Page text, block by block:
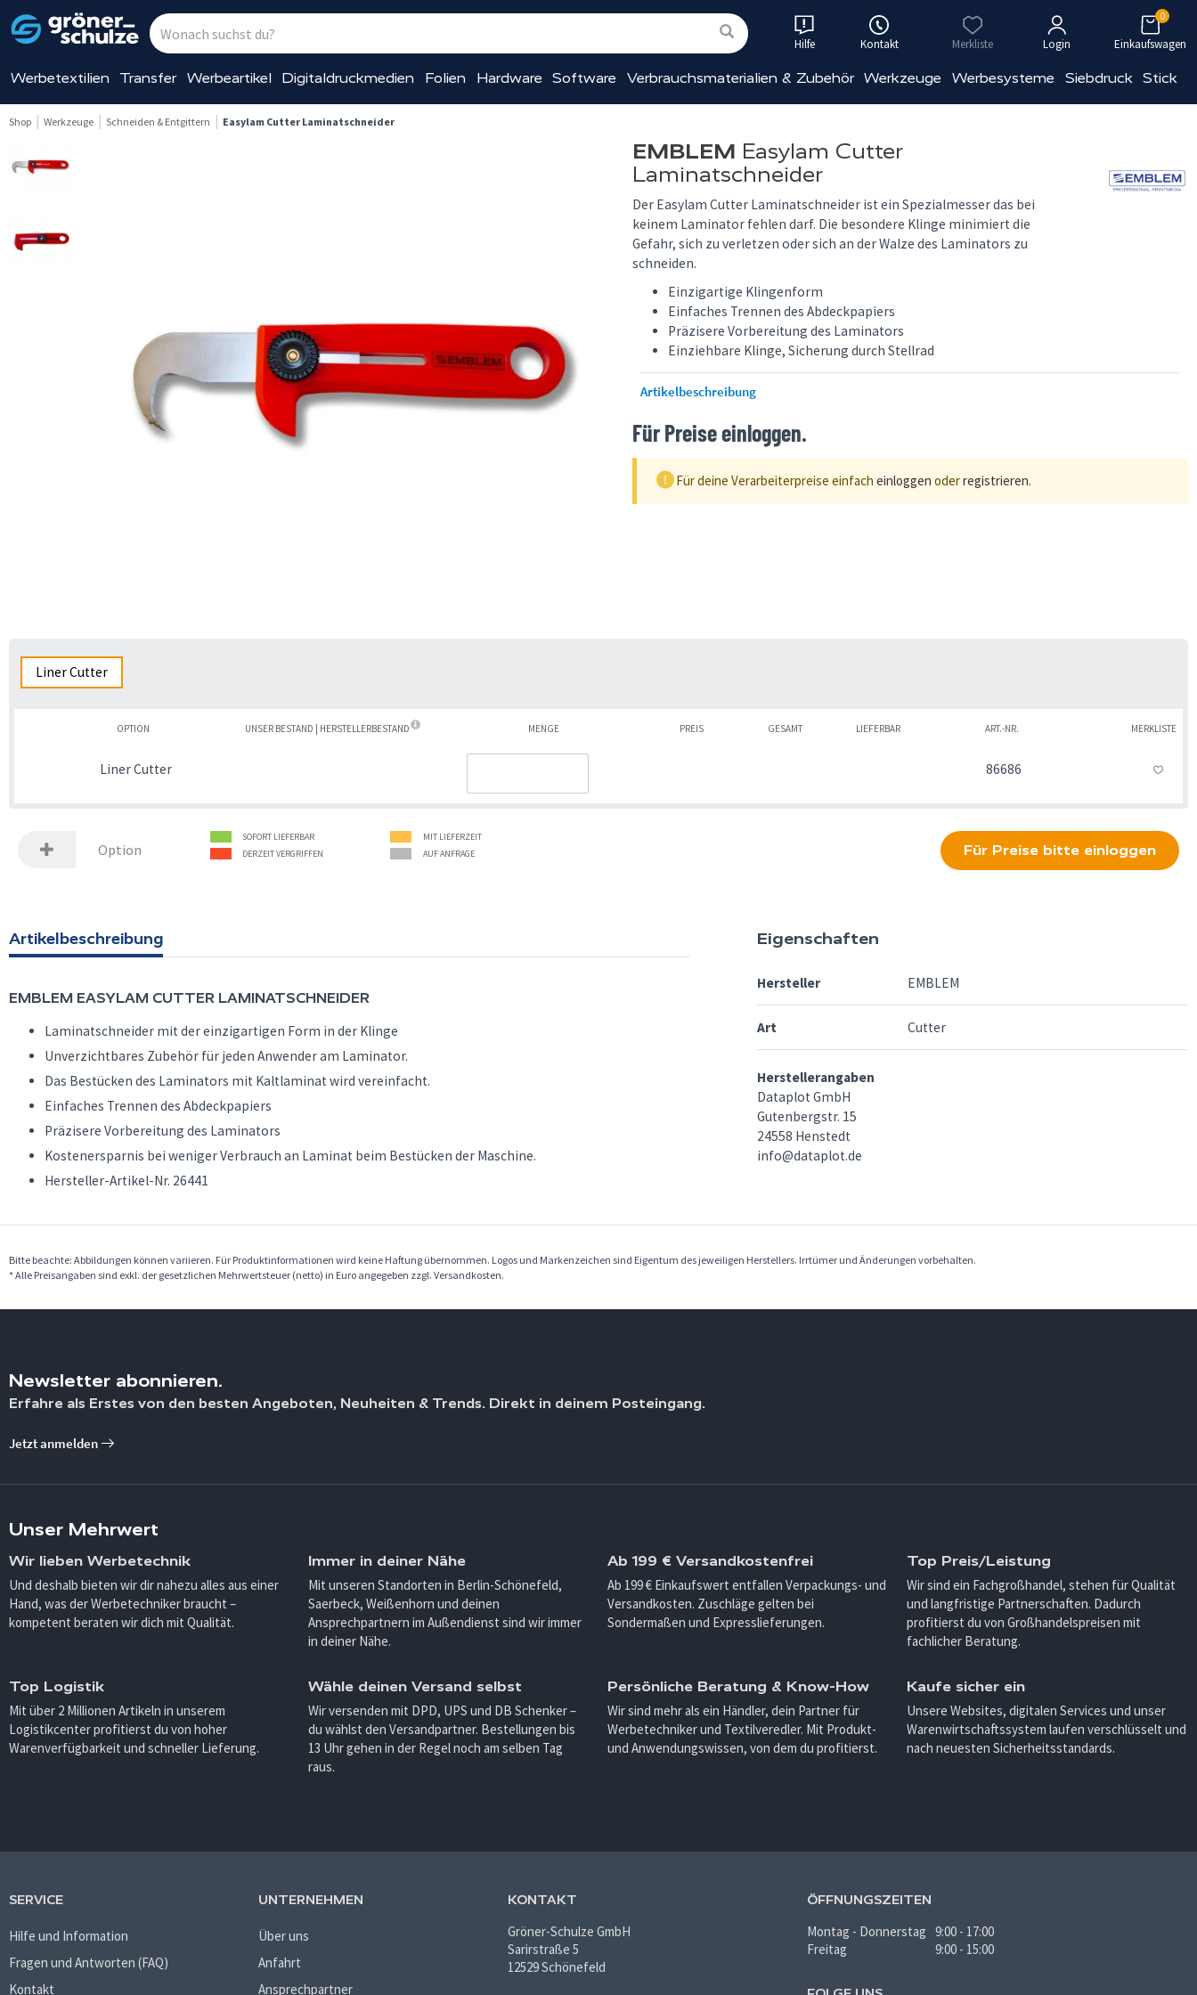
Hilfe Kontakt Merkliste Login Einkaufswagen
0
Werbetextilien Transfer Werbeartikel Digitaldruckmedien Folien Hardware Software Verbrauchsmaterialien & Zubehör Werkzeuge Werbesysteme Siebdruck Stick
Shop Werkzeuge Schneiden & Entgittern Easylam Cutter Laminatschneider
EMBLEM Easylam Cutter
Laminatschneider
Der Easylam Cutter Laminatschneider ist ein Spezialmesser das bei
keinem Laminator fehlen darf. Die besondere Klinge minimiert die
Gefahr, sich zu verletzen oder sich an der Walze des Laminators zu
schneiden.
Einzigartige Klingenform
Einfaches Trennen des Abdeckpapiers
Präzisere Vorbereitung des Laminators
Einziehbare Klinge, Sicherung durch Stellrad
Artikelbeschreibung
Für Preise einloggen.
Für deine Verarbeiterpreise einfach einloggen oderregistrieren.
Liner Cutter
OPTION
Liner Cutter
UNSER BESTAND | HERSTELLERBESTAND MENGE PREIS GESAMT LIEFERBAR ART.-NR.
86686
MERKLISTE
Option
SOFORT LIEFERBAR
MIT LIEFERZEIT
DERZEIT VERGRIFFEN
AUF ANFRAGE Für Preise bitte einloggen
Artikelbeschreibung
EMBLEM EASYLAM CUTTER LAMINATSCHNEIDER
Laminatschneider mit der einzigartigen Form in der Klinge
Unverzichtbares Zubehör für jeden Anwender am Laminator.
Das Bestücken des Laminators mit Kaltlaminat wird vereinfacht.
Einfaches Trennen des Abdeckpapiers
Präzisere Vorbereitung des Laminators
Kostenersparnis bei weniger Verbrauch an Laminat beim Bestücken der Maschine.
Hersteller-Artikel-Nr. 26441
Eigenschaften
Hersteller EMBLEM
Art Cutter
Herstellerangaben
Dataplot GmbH
Gutenbergstr. 15
24558 Henstedt
info@dataplot.de
Bitte beachte: Abbildungen können variieren. Für Produktinformationen wird keine Haftung übernommen. Logos und Markenzeichen sind Eigentum des jeweiligen Herstellers. Irrtümer und Änderungen vorbehalten.
* Alle Preisangaben sind exkl. der gesetzlichen Mehrwertsteuer (netto) in Euro angegeben zzgl. Versandkosten.
Newsletter abonnieren.
Erfahre als Erstes von den besten Angeboten, Neuheiten & Trends. Direkt in deinem Posteingang.
Jetzt anmelden
Unser Mehrwert
Wir lieben Werbetechnik
Und deshalb bieten wir dir nahezu alles aus einer
Hand, was der Werbetechniker braucht –
kompetent beraten wir dich mit Qualität.
Immer in deiner Nähe
Mit unseren Standorten in Berlin-Schönefeld,
Saerbeck, Weißenhorn und deinen
Ansprechpartnern im Außendienst sind wir immer
in deiner Nähe.
Ab 199 € Versandkostenfrei
Ab 199 € Einkaufswert entfallen Verpackungs- und
Versandkosten. Zuschläge gelten bei
Sondermaßen und Expresslieferungen.
Top Preis/Leistung
Wir sind ein Fachgroßhandel, stehen für Qualität
und langfristige Partnerschaften. Dadurch
profitierst du von Großhandelspreisen mit
fachlicher Beratung.
Top Logistik
Mit über 2 Millionen Artikeln in unserem
Logistikcenter profitierst du von hoher
Warenverfügbarkeit und schneller Lieferung.
Wähle deinen Versand selbst
Wir versenden mit DPD, UPS und DB Schenker –
du wählst den Versandpartner. Bestellungen bis
13 Uhr gehen in der Regel noch am selben Tag
raus.
Persönliche Beratung & Know-How
Wir sind mehr als ein Händler, dein Partner für
Werbetechniker und Textilveredler. Mit Produkt-
und Anwendungswissen, von dem du profitierst.
Kaufe sicher ein
Unsere Websites, digitalen Services und unser
Warenwirtschaftssystem laufen verschlüsselt und
nach neuesten Sicherheitsstandards.
SERVICE
Hilfe und Information
Fragen und Antworten (FAQ)
Kontakt
UNTERNEHMEN
Über uns
Anfahrt
Ansprechpartner
KONTAKT
Gröner-Schulze GmbH
Sarirstraße 5
12529 Schönefeld
ÖFFNUNGSZEITEN
Montag - Donnerstag 9:00 - 17:00
Freitag
9:00 - 15:00